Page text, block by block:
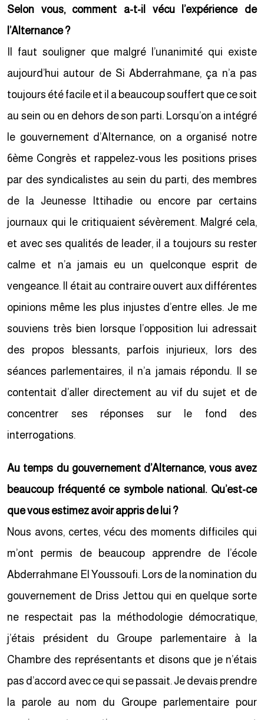
Selon vous, comment a-t-il vécu l’expérience de
l’Alternance ?
Il faut souligner que malgré l’unanimité qui existe
aujourd’hui autour de Si Abderrahmane, ça n’a pas
toujours été facile et il a beaucoup souffert que ce soit
au sein ou en dehors de son parti. Lorsqu’on a intégré
le gouvernement d’Alternance, on a organisé notre
6ème Congrès et rappelez-vous les positions prises
par des syndicalistes au sein du parti, des membres
de la Jeunesse Ittihadie ou encore par certains
journaux qui le critiquaient sévèrement. Malgré cela,
et avec ses qualités de leader, il a toujours su rester
calme et n’a jamais eu un quelconque esprit de
vengeance. Il était au contraire ouvert aux différentes
opinions même les plus injustes d’entre elles. Je me
souviens très bien lorsque l’opposition lui adressait
des propos blessants, parfois injurieux, lors des
séances parlementaires, il n’a jamais répondu. Il se
contentait d’aller directement au vif du sujet et de
concentrer ses réponses sur le fond des
interrogations.
Au temps du gouvernement d’Alternance, vous avez
beaucoup fréquenté ce symbole national. Qu’est-ce
que vous estimez avoir appris de lui ?
Nous avons, certes, vécu des moments difficiles qui
m’ont permis de beaucoup apprendre de l’école
Abderrahmane El Youssoufi. Lors de la nomination du
gouvernement de Driss Jettou qui en quelque sorte
ne respectait pas la méthodologie démocratique,
j’étais président du Groupe parlementaire à la
Chambre des représentants et disons que je n’étais
pas d’accord avec ce qui se passait. Je devais prendre
la parole au nom du Groupe parlementaire pour